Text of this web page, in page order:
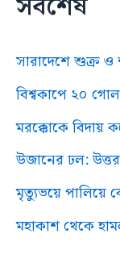
সারাদেশে শুক্র ও
বিশ্বকাপে ২০
মরক্কোকে বিদায়
উজানের ঢল:
মৃত্যুভয়ে পালিয়ে
মহাকাশ থেকে